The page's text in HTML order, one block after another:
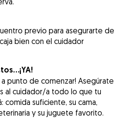
previo para asegurarte de
bien con el cuidador
a punto de comenzar! Asegúrate
al cuidador/a todo lo que tu
comida suficiente, su cama,
y su juguete favorito.